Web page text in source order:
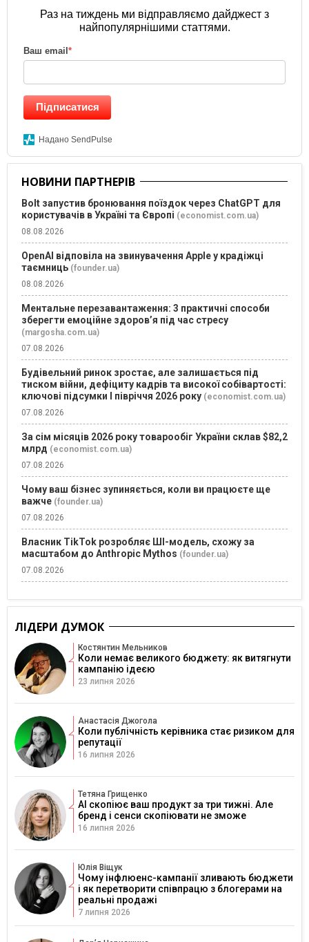
Раз на тиждень ми відправляємо дайджест з
найпопулярнішими статтями.
Ваш email *
Підписатися
Надано SendPulse
НОВИНИ ПАРТНЕРІВ
Bolt запустив бронювання поїздок через ChatGPT для
користувачів в Україні та Європі (economist.com.ua)
08.08.2026
OpenAI відповіла на звинувачення Apple у крадіжці
таємниць (founder.ua)
08.08.2026
Ментальне перезавантаження: 3 практичні способи
зберегти емоційне здоров’я під час стресу
(margosha.com.ua)
07.08.2026
Будівельний ринок зростає, але залишається під
тиском війни, дефіциту кадрів та високої собівартості:
ключові підсумки І півріччя 2026 року (economist.com.ua)
07.08.2026
За сім місяців 2026 року товарообіг України склав $82,2
млрд (economist.com.ua)
07.08.2026
Чому ваш бізнес зупиняється, коли ви працюєте ще
важче (founder.ua)
07.08.2026
Власник TikTok розробляє ШІ-модель, схожу за
масштабом до Anthropic Mythos (founder.ua)
07.08.2026
ЛІДЕРИ ДУМОК
Костянтин Мельников
Коли немає великого бюджету: як витягнути
кампанію ідеєю
23 липня 2026
Анастасія Джогола
Коли публічність керівника стає ризиком для
репутації
16 липня 2026
Тетяна Грищенко
AI скопіює ваш продукт за три тижні. Але
бренд і сенси скопіювати не зможе
16 липня 2026
Юлія Віщук
Чому інфлюенс-кампанії зливають бюджети
і як перетворити співпрацю з блогерами на
реальні продажі
7 липня 2026